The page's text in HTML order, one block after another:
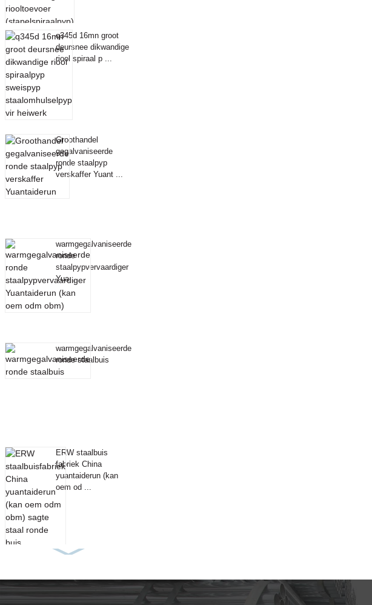
q345d 16mn groot
deursnee dikwandige
riool spiraal p ...
Groothandel
gegalvaniseerde
ronde staalpyp
verskaffer Yuant ...
warmgegalvaniseerde
ronde
staalpypvervaardiger
Yua ...
warmgegalvaniseerde
ronde staalbuis
ERW staalbuis
fabriek China
yuantaiderun (kan
oem od ...